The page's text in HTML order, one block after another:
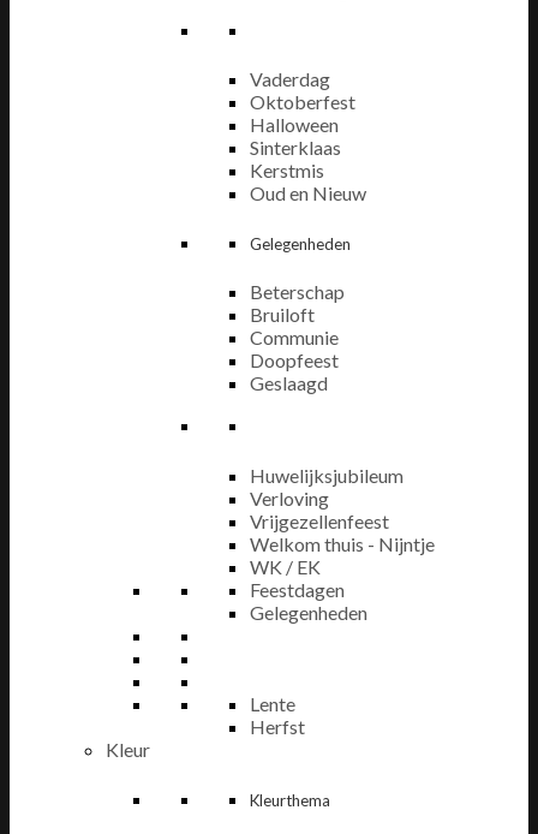
Vaderdag
Oktoberfest
Halloween
Sinterklaas
Kerstmis
Oud en Nieuw
Gelegenheden
Beterschap
Bruiloft
Communie
Doopfeest
Geslaagd
Huwelijksjubileum
Verloving
Vrijgezellenfeest
Welkom thuis - Nijntje
WK / EK
Feestdagen
Gelegenheden
Lente
Herfst
Kleur
Kleurthema